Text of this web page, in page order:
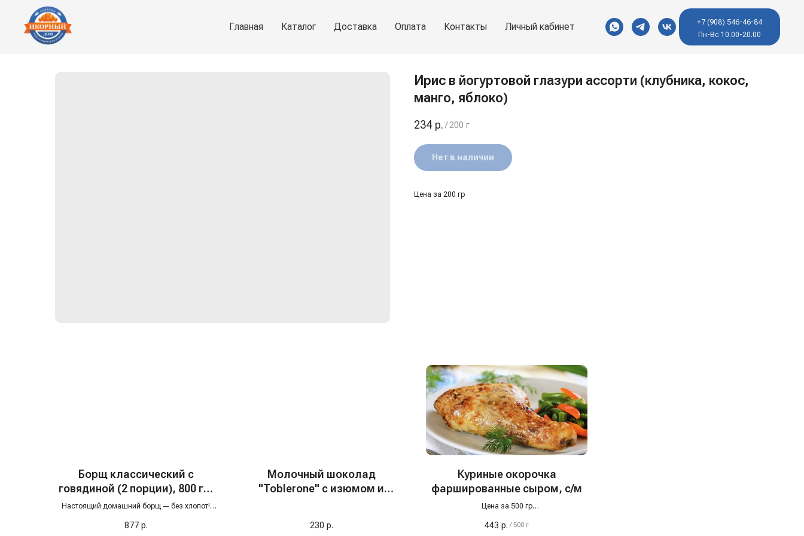
Главная Каталог Доставка Оплата Контакты Личный кабинет
+7 (908) 546-46-84
Пн-Вс 10.00-20.00
Ирис в йогуртовой глазури ассорти (клубника, кокос,
манго, яблоко)
234 р. /200 г
Нет в наличии
Цена за 200 гр
Борщ классический с
говядиной (2 порции), 800 гр,
с/м
Настоящий домашний борщ — без хлопот!
поставьте на медленный огонь и дождитесь,
877 р.
Молочный шоколад
"Toblerone" с изюмом и
230 р.
Куриные окорочка
фаршированные сыром, с/м
Цена за 500 гр
производителя, которого саратовцы
443 р. / 500 г